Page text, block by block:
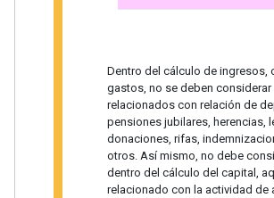
Dentro del cálculo de ingresos,
gastos, no se deben
relacionados con relación de
pensiones jubilares, herencias,
donaciones, rifas,
otros. Así mismo, no debe
dentro del cálculo del capital,
relacionado con la actividad de